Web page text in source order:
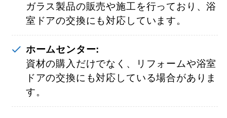
ガラス製品の販売や施工を行っており、浴
室ドアの交換にも対応しています。
ホームセンター:
資材の購入だけでなく、リフォームや浴室
ドアの交換にも対応している場合がありま
す。